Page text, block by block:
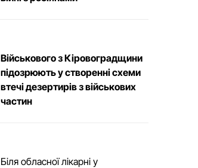
Військового з Кіровоградщини
підозрюють у створенні схеми
втечі дезертирів з військових
частин
Біля обласної лікарні у